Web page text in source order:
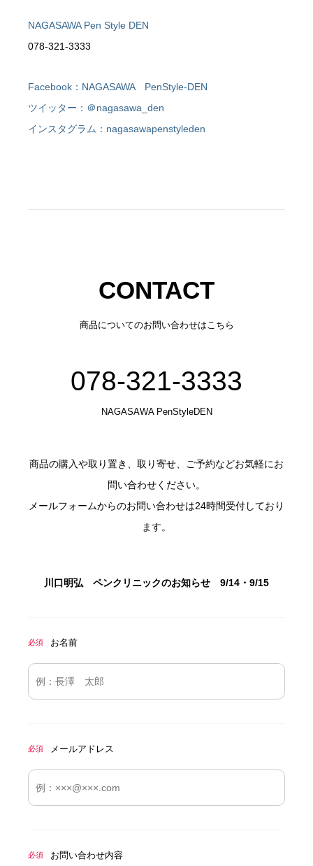
NAGASAWA Pen Style DEN
078-321-3333
Facebook：NAGASAWA PenStyle-DEN
ツイッター：＠nagasawa_den
インスタグラム：nagasawapenstyleden
CONTACT
商品についてのお問い合わせはこちら
078-321-3333
NAGASAWA PenStyleDEN
商品の購入や取り置き、取り寄せ、ご予約などお気軽にお
問い合わせください。
メールフォームからのお問い合わせは24時間受付しており
ます。
川口明弘 ペンクリニックのお知らせ 9/14・9/15
必須 お名前
必須 メールアドレス
必須 お問い合わせ内容